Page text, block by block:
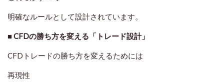
明確なルールとして設計されています。
■ CFDの勝ち方を変える「トレード設計」
CFDトレードの勝ち方を変えるためには
再現性